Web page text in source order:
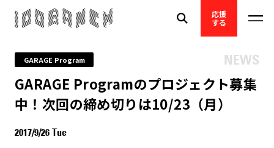
応援
する
NEWS
GARAGE Program
GARAGE Programのプロジェクト募集
中！次回の締め切りは10/23（月）
2017/9/26 Tue